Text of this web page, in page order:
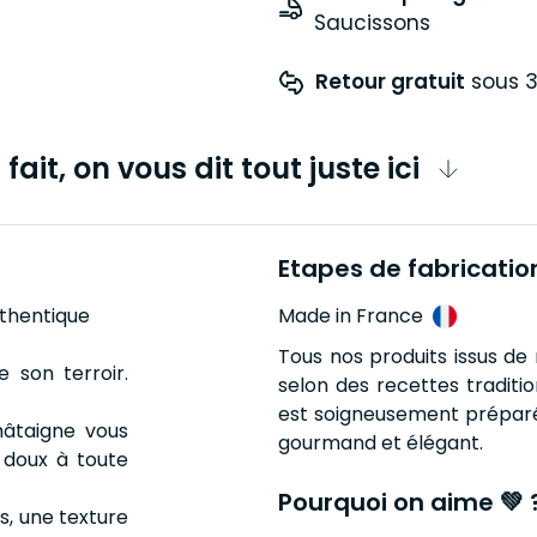
Saucissons
Retour gratuit sous
fait, on vous dit tout juste ici
son terroir.
vous
à toute
une texture
Etapes de
Made in France
Tous nos produits issus
selon des recettes
est soigneusement
gourmand et élégant.
Pourquoi on aime 💚